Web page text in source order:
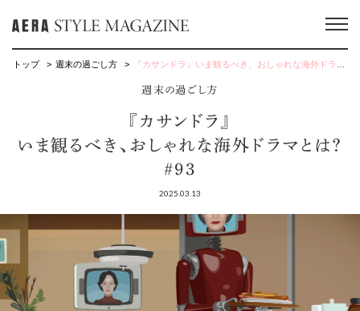
トップ 週末の過ごし方 『カサンドラ』いま観るべき、おしゃれな海外ドラマとは？ #93
週末の過ごし方
『カサンドラ』
いま観るべき、おしゃれな海外ドラマとは？
#93
2025.03.13